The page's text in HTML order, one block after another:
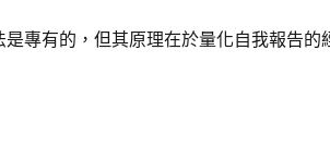
專有的，但其原理在於量化自我報告的